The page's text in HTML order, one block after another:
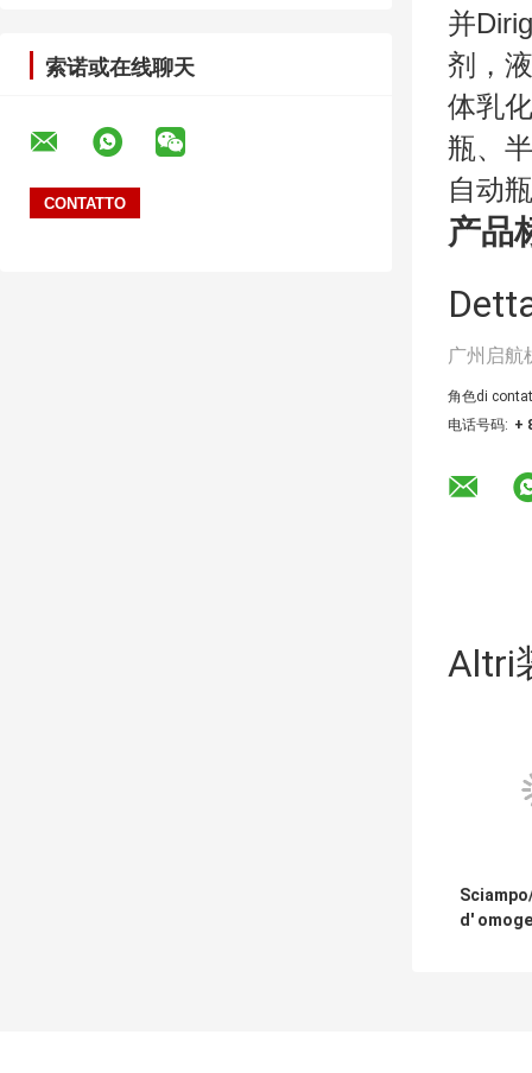
索诺或在线聊天
并
剂，
体乳
瓶、
自动
产品
广州启航
角色di
电话号码: +
Altri
d'